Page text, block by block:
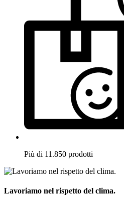
Più di 11.850 prodotti
Lavoriamo nel rispetto del clima.